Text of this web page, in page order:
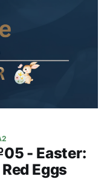
- Easter:
Eggs